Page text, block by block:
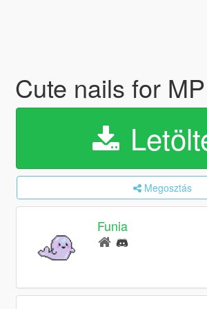
Cute nails for
Megosztás
Funia